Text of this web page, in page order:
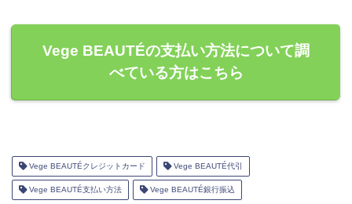
Vege BEAUTÉの支払い方法について調
べている方はこちら
Vege BEAUTÉクレジットカード Vege BEAUTÉ代引
Vege BEAUTÉ支払い方法 Vege BEAUTÉ銀行振込